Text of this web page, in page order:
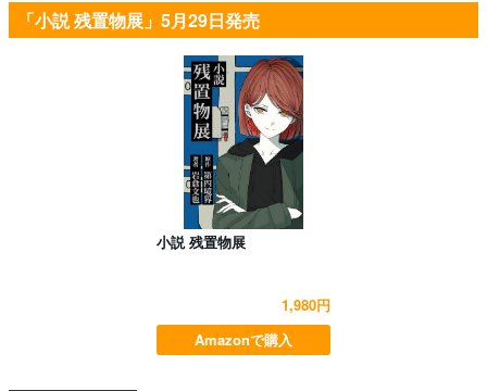
「小説 残置物展」5月29日発売
小説 残置物展
1,980円
Amazonで購入